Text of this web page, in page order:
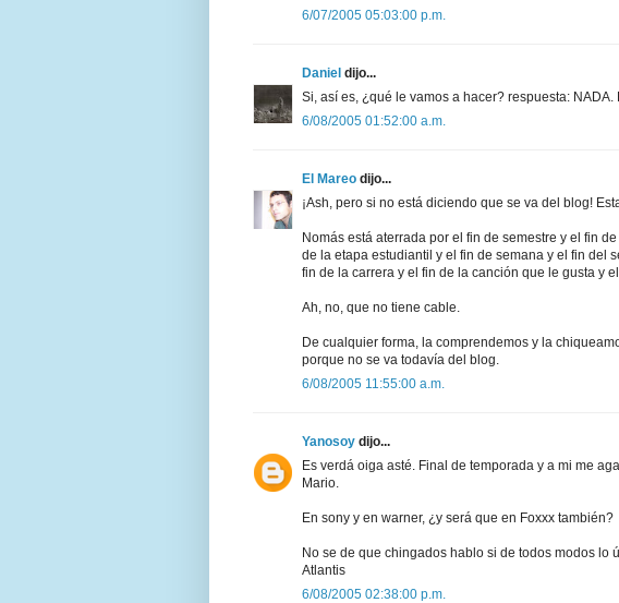
6/07/2005 05:03:00 p.m.
Daniel dijo...
Si, así es, ¿qué le vamos a hacer? respuesta: NADA.
6/08/2005 01:52:00 a.m.
El Mareo dijo...
¡Ash, pero si no está diciendo que se va del blog!
Nomás está aterrada por el fin de semestre y el fin
de la etapa estudiantil y el fin de semana y el fin del
fin de la carrera y el fin de la canción que le gusta y
Ah, no, que no tiene cable.
De cualquier forma, la comprendemos y la
porque no se va todavía del blog.
6/08/2005 11:55:00 a.m.
Yanosoy dijo...
Es verdá oiga asté. Final de temporada y a mi me
Mario.
En sony y en warner, ¿y será que en Foxxx también?
No se de que chingados hablo si de todos modos lo
Atlantis
6/08/2005 02:38:00 p.m.